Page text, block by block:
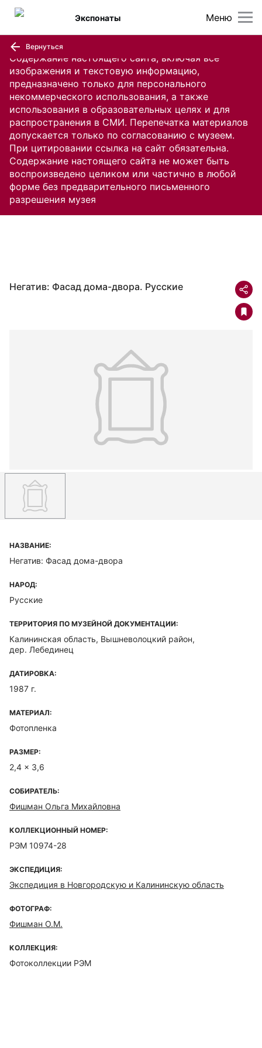
Содержание настоящего сайта, включая все
изображения и текстовую информацию,
предназначено только для персонального
некоммерческого использования, а также
использования в образовательных целях и для
распространения в СМИ. Перепечатка материалов
допускается только по согласованию с музеем.
При цитировании ссылка на сайт обязательна.
Содержание настоящего сайта не может быть
воспроизведено целиком или частично в любой
форме без предварительного письменного
разрешения музея
Меню
Экспонаты
Вернуться
Негатив: Фасад дома-двора. Русские
НАЗВАНИЕ:
Негатив: Фасад дома-двора
НАРОД:
Русские
ТЕРРИТОРИЯ ПО МУЗЕЙНОЙ ДОКУМЕНТАЦИИ:
Калининская область, Вышневолоцкий район,
дер. Лебединец
ДАТИРОВКА:
1987 г.
МАТЕРИАЛ:
Фотопленка
РАЗМЕР:
2,4 x 3,6
СОБИРАТЕЛЬ:
Фишман Ольга Михайловна
КОЛЛЕКЦИОННЫЙ НОМЕР:
РЭМ 10974-28
ЭКСПЕДИЦИЯ:
Экспедиция в Новгородскую и Калининскую область
ФОТОГРАФ:
Фишман О.М.
КОЛЛЕКЦИЯ:
Фотоколлекции РЭМ